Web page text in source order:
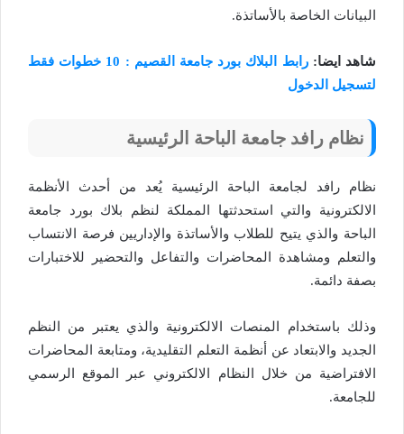
البيانات الخاصة بالأساتذة.
شاهد ايضا:
رابط البلاك بورد جامعة القصيم : 10 خطوات فقط
لتسجيل الدخول
نظام رافد جامعة الباحة الرئيسية
نظام رافد لجامعة الباحة الرئيسية يُعد من أحدث الأنظمة
الالكترونية والتي استحدثتها المملكة لنظم بلاك بورد جامعة
الباحة والذي يتيح للطلاب والأساتذة والإداريين فرصة الانتساب
والتعلم ومشاهدة المحاضرات والتفاعل والتحضير للاختبارات
بصفة دائمة.
وذلك باستخدام المنصات الالكترونية والذي يعتبر من النظم
الجديد والابتعاد عن أنظمة التعلم التقليدية، ومتابعة المحاضرات
الافتراضية من خلال النظام الالكتروني عبر الموقع الرسمي
للجامعة.